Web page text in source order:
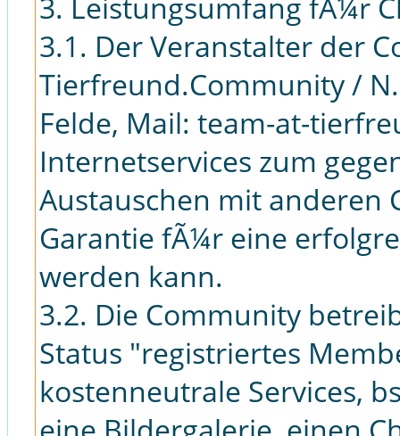
3.1. Der Veranstalter der
Tierfreund.Community /
Felde, Mail: team-at-
Internetservices zum
Austauschen mit anderen
Garantie fÃ¼r eine
werden kann.
3.2. Die Community
Status "registriertes
kostenneutrale Services,